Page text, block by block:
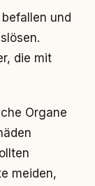
und
die mit
Organe
meiden,